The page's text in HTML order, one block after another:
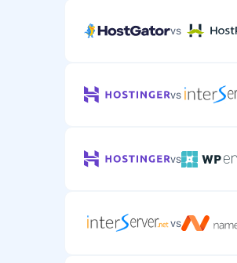
vs
vs
vs
vs